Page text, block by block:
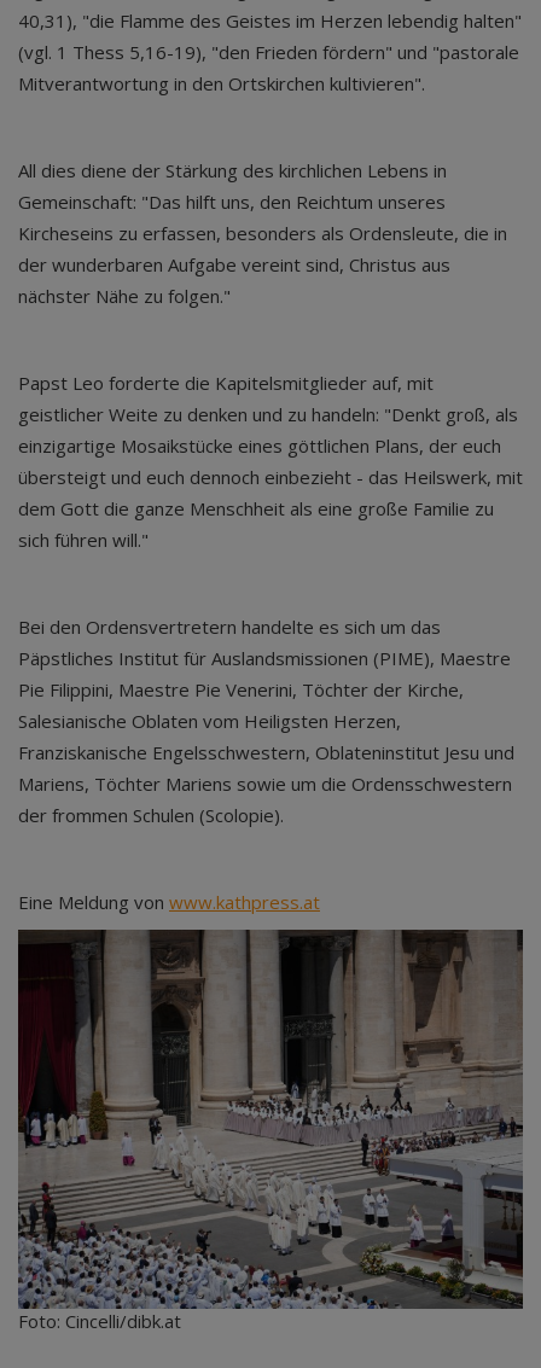
40,31), "die Flamme des Geistes im Herzen lebendig halten"
(vgl. 1 Thess 5,16-19), "den Frieden fördern" und "pastorale
Mitverantwortung in den Ortskirchen kultivieren".
All dies diene der Stärkung des kirchlichen Lebens in
Gemeinschaft: "Das hilft uns, den Reichtum unseres
Kircheseins zu erfassen, besonders als Ordensleute, die in
der wunderbaren Aufgabe vereint sind, Christus aus
nächster Nähe zu folgen."
Papst Leo forderte die Kapitelsmitglieder auf, mit
geistlicher Weite zu denken und zu handeln: "Denkt groß, als
einzigartige Mosaikstücke eines göttlichen Plans, der euch
übersteigt und euch dennoch einbezieht - das Heilswerk, mit
dem Gott die ganze Menschheit als eine große Familie zu
sich führen will."
Bei den Ordensvertretern handelte es sich um das
Päpstliches Institut für Auslandsmissionen (PIME), Maestre
Pie Filippini, Maestre Pie Venerini, Töchter der Kirche,
Salesianische Oblaten vom Heiligsten Herzen,
Franziskanische Engelsschwestern, Oblateninstitut Jesu und
Mariens, Töchter Mariens sowie um die Ordensschwestern
der frommen Schulen (Scolopie).
Eine Meldung von www.kathpress.at
Foto: Cincelli/dibk.at